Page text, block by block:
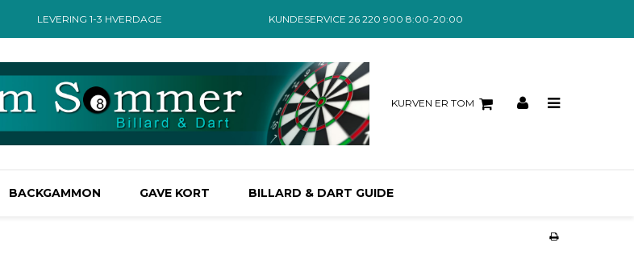
LEVERING 1-3 HVERDAGE KUNDESERVICE 26 220 900 8:00-20:00
KURVEN ER TOM
BACKGAMMON GAVE KORT BILLARD & DART GUIDE